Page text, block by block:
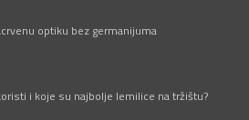
optiku bez germanijuma
i koje su najbolje lemilice na tržištu?